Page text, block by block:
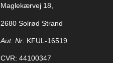
Maglekærvej 18,
2680 Solrød Strand
Aut. Nr: KFUL-16519
CVR: 44100347